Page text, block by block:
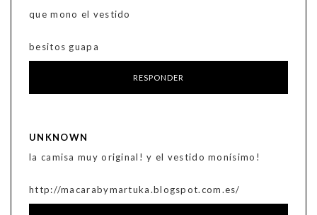
que mono el vestido
besitos guapa
RESPONDER
UNKNOWN
la camisa muy original! y el vestido monísimo!
http://macarabymartuka.blogspot.com.es/